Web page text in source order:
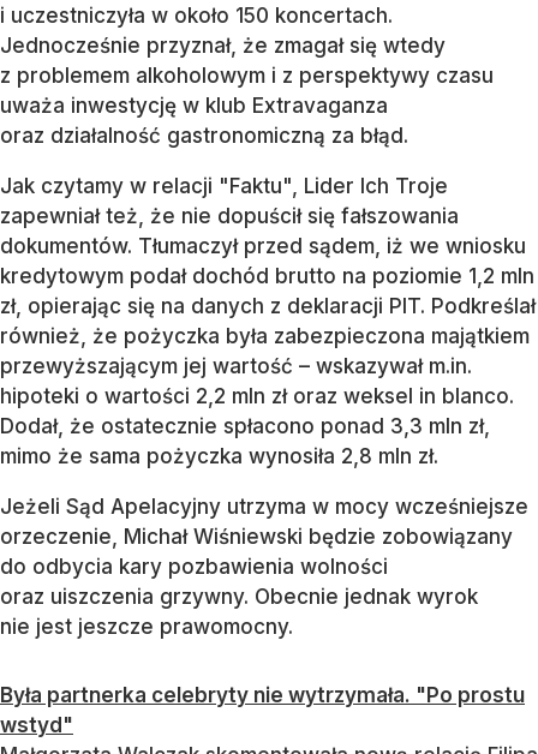
i uczestniczyła w około 150 koncertach.
Jednocześnie przyznał, że zmagał się wtedy
z problemem alkoholowym i z perspektywy czasu
uważa inwestycję w klub Extravaganza
oraz działalność gastronomiczną za błąd.
Jak czytamy w relacji "Faktu", Lider Ich Troje
zapewniał też, że nie dopuścił się fałszowania
dokumentów. Tłumaczył przed sądem, iż we wniosku
kredytowym podał dochód brutto na poziomie 1,2 mln
zł, opierając się na danych z deklaracji PIT. Podkreślał
również, że pożyczka była zabezpieczona majątkiem
przewyższającym jej wartość – wskazywał m.in.
hipoteki o wartości 2,2 mln zł oraz weksel in blanco.
Dodał, że ostatecznie spłacono ponad 3,3 mln zł,
mimo że sama pożyczka wynosiła 2,8 mln zł.
Jeżeli Sąd Apelacyjny utrzyma w mocy wcześniejsze
orzeczenie, Michał Wiśniewski będzie zobowiązany
do odbycia kary pozbawienia wolności
oraz uiszczenia grzywny. Obecnie jednak wyrok
nie jest jeszcze prawomocny.
Była partnerka celebryty nie wytrzymała. "Po prostu
wstyd"